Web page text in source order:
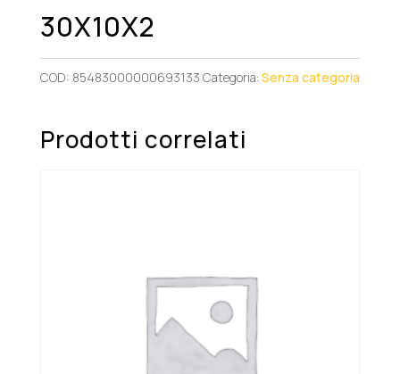
30X10X2
COD: 85483000000693133 Categoria: Senza categoria
Prodotti correlati